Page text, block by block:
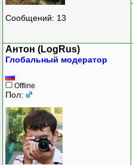
Сообщений: 13
Антон (LogRus)
Глобальный модератор
Offline
Пол: